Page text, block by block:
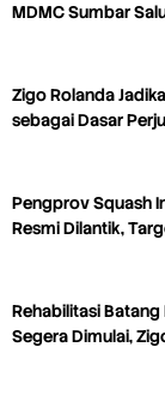
MDMC Sumbar
Zigo Rolanda
sebagai Dasar
Pengprov Squash
Resmi Dilantik,
Rehabilitasi
Segera Dimulai,